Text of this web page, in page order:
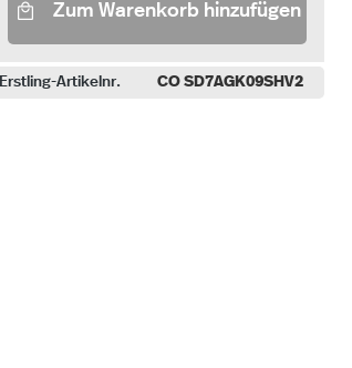
Zum Warenkorb hinzufügen
Erstling-Artikelnr. CO SD7AGK09SHV2